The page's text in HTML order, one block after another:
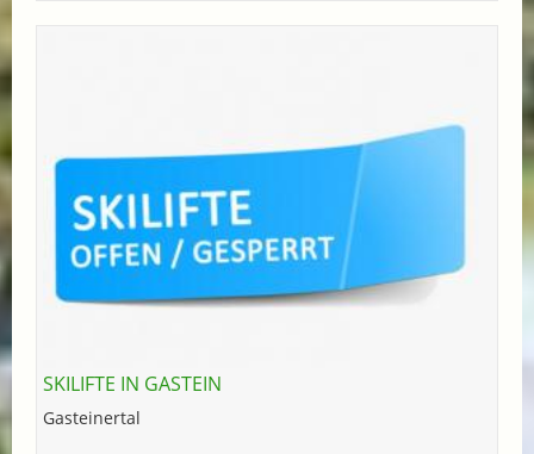
SKILIFTE IN GASTEIN
Gasteinertal